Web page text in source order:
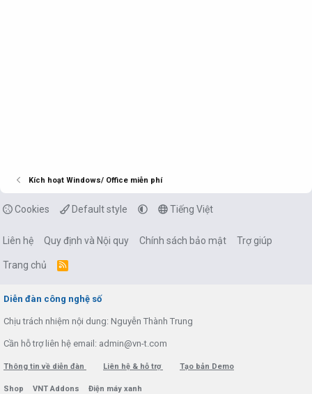
Kích hoạt Windows/ Office miễn phí
Cookies Default style Tiếng Việt
Liên hệ Quy định và Nội quy Chính sách bảo mật Trợ giúp
Trang chủ
R
Diễn đàn công nghệ số
Chịu trách nhiệm nội dung: Nguyễn Thành Trung
Cần hỗ trợ liên hệ email: admin@vn-t.com
Thông tin về diễn đàn Liên hệ & hỗ trợ Tạo bản Demo
Shop VNT Addons Điện máy xanh